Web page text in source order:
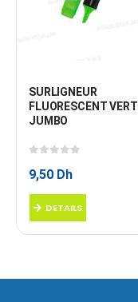
SURLIGNEUR
FLUORESCENT VERT
JUMBO
9,50 Dh
DETAILS